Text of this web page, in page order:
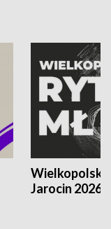
Jarocin 2026